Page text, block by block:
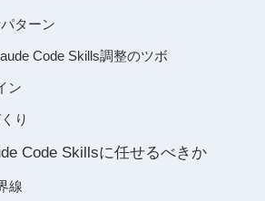
ターン
Code Skills調整のツボ
ン
り
Code Skillsに任せるべきか
線